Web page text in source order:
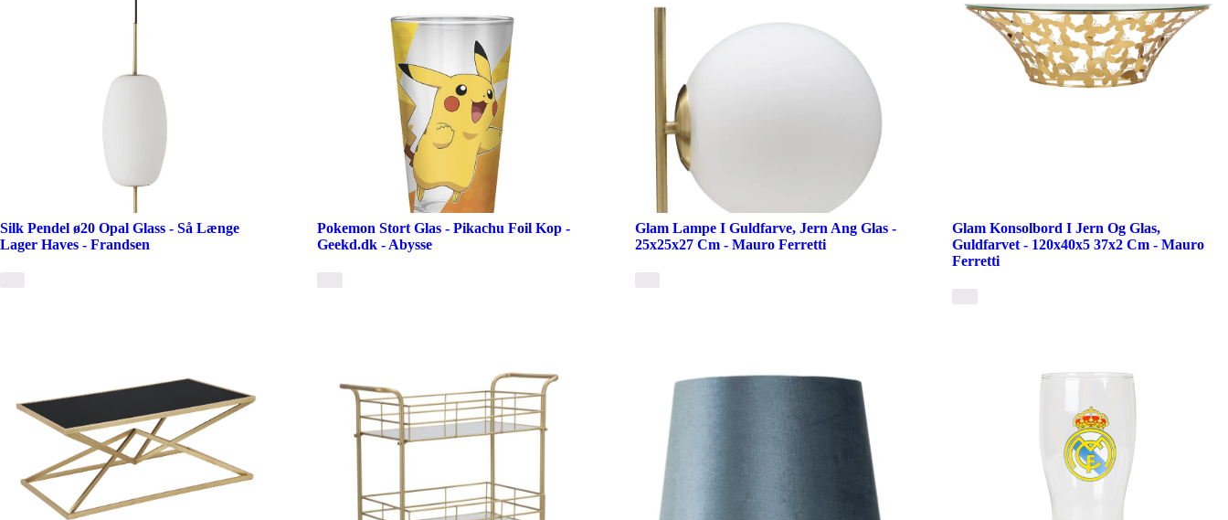
Silk Pendel ø20 Opal Glass - Så Længe
Lager Haves - Frandsen
Pokemon Stort Glas - Pikachu Foil Kop -
Geekd.dk - Abysse
Glam Lampe I Guldfarve, Jern Ang Glas -
25x25x27 Cm - Mauro Ferretti
Glam Konsolbord I Jern Og Glas,
Guldfarvet - 120x40x5 37x2 Cm - Mauro
Ferretti